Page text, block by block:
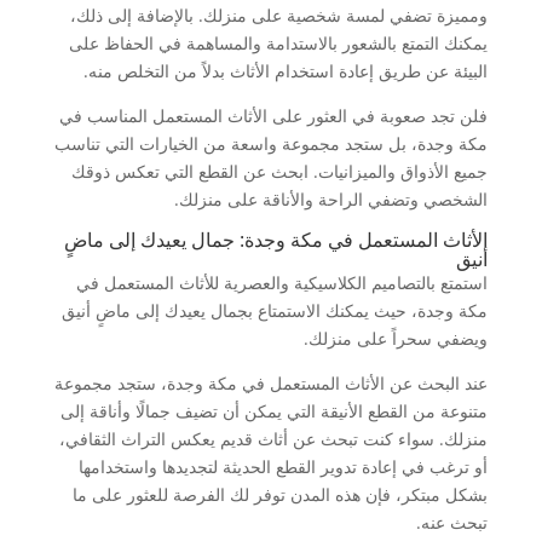
ومميزة تضفي لمسة شخصية على منزلك. بالإضافة إلى ذلك،
يمكنك التمتع بالشعور بالاستدامة والمساهمة في الحفاظ على
البيئة عن طريق إعادة استخدام الأثاث بدلاً من التخلص منه.
فلن تجد صعوبة في العثور على الأثاث المستعمل المناسب في
مكة وجدة، بل ستجد مجموعة واسعة من الخيارات التي تناسب
جميع الأذواق والميزانيات. ابحث عن القطع التي تعكس ذوقك
الشخصي وتضفي الراحة والأناقة على منزلك.
الأثاث المستعمل في مكة وجدة: جمال يعيدك إلى ماضٍ
أنيق
استمتع بالتصاميم الكلاسيكية والعصرية للأثاث المستعمل في
مكة وجدة، حيث يمكنك الاستمتاع بجمال يعيدك إلى ماضٍ أنيق
ويضفي سحراً على منزلك.
عند البحث عن الأثاث المستعمل في مكة وجدة، ستجد مجموعة
متنوعة من القطع الأنيقة التي يمكن أن تضيف جمالًا وأناقة إلى
منزلك. سواء كنت تبحث عن أثاث قديم يعكس التراث الثقافي،
أو ترغب في إعادة تدوير القطع الحديثة لتجديدها واستخدامها
بشكل مبتكر، فإن هذه المدن توفر لك الفرصة للعثور على ما
تبحث عنه.